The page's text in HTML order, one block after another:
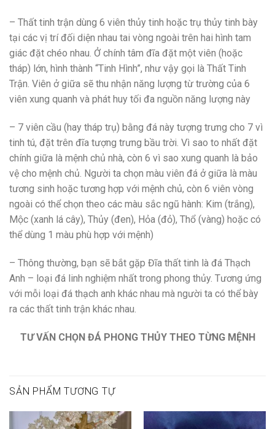
– Thất tinh trận dùng 6 viên thủy tinh hoặc trụ thủy tinh bày
tại các vị trí đối diện nhau tai vòng ngoài trên hai hình tam
giác đặt chéo nhau. Ở chính tâm đĩa đặt một viên (hoặc
tháp) lớn, hình thành “Tinh Hình”, như vậy gọi là Thất Tinh
Trận. Viên ở giữa sẽ thu nhận năng lượng từ trường của 6
viên xung quanh và phát huy tối đa nguồn năng lượng này
– 7 viên cầu (hay tháp trụ) bằng đá này tượng trưng cho 7 vì
tinh tú, đặt trên đĩa tượng trưng bầu trời. Vì sao to nhất đặt
chính giữa là mệnh chủ nhà, còn 6 vì sao xung quanh là bảo
vệ cho mệnh chủ. Người ta chọn màu viên đá ở giữa là màu
tương sinh hoặc tương hợp với mệnh chủ, còn 6 viên vòng
ngoài có thể chọn theo các màu sắc ngũ hành: Kim (trắng),
Mộc (xanh lá cây), Thủy (đen), Hỏa (đỏ), Thổ (vàng) hoặc có
thể dùng 1 màu phù hợp với mệnh)
– Thông thường, bạn sẽ bắt gặp Đĩa thất tinh là đá Thạch
Anh – loại đá linh nghiệm nhất trong phong thủy. Tương ứng
với mỗi loại đá thạch anh khác nhau mà người ta có thể bày
ra các thất tinh trận khác nhau.
TƯ VẤN CHỌN ĐÁ PHONG THỦY THEO TỪNG MỆNH
SẢN PHẨM TƯƠNG TỰ